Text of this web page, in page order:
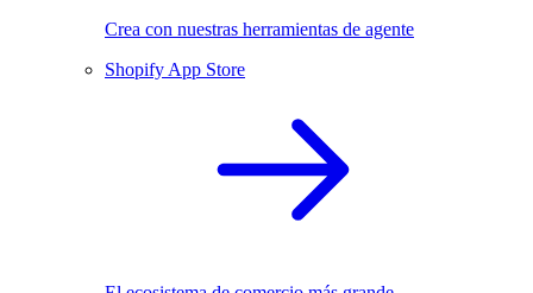
Crea con nuestras herramientas de agente
Shopify App Store